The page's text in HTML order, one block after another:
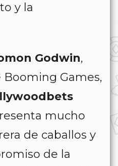
y la
Godwin,
Booming Games,
mucho
de caballos y
de la